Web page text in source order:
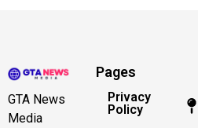
GTA News
Media
Pages
Privacy
Policy